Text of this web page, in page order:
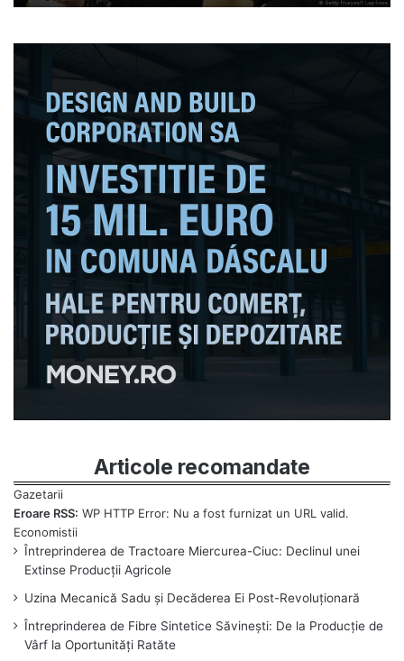
Articole recomandate
Eroare RSS: WP HTTP Error: Nu a fost furnizat un URL valid.
Întreprinderea de Tractoare Miercurea-Ciuc: Declinul unei
Extinse Producții Agricole
Uzina Mecanică Sadu și Decăderea Ei Post-Revoluționară
Întreprinderea de Fibre Sintetice Săvinești: De la Producție de
Vârf la Oportunități Ratăte